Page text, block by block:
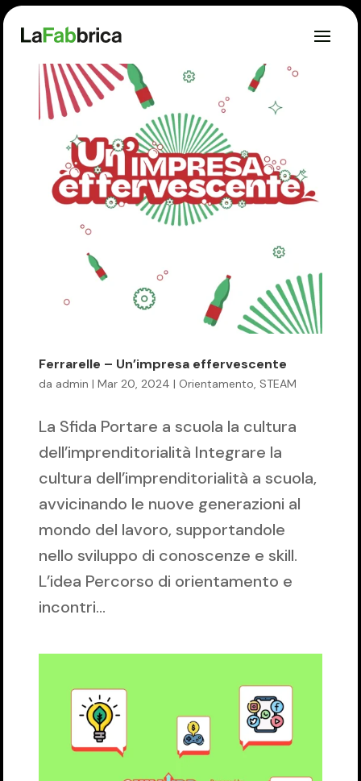
Ferrarelle – Un’impresa effervescente
da admin | Mar 20, 2024 | Orientamento, STEAM
La Sfida Portare a scuola la cultura
dell’imprenditorialità Integrare la
cultura dell’imprenditorialità a scuola,
avvicinando le nuove generazioni al
mondo del lavoro, supportandole
nello sviluppo di conoscenze e skill.
L’idea Percorso di orientamento e
incontri...